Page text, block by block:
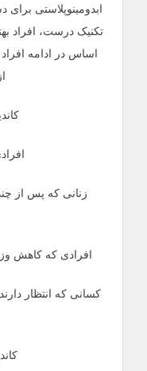
ابدومینوپلاستی برای
تکنیک درست، افراد
اساس در ادامه
زنانی که پس از
افرادی که کاهش
کسانی که انتظار